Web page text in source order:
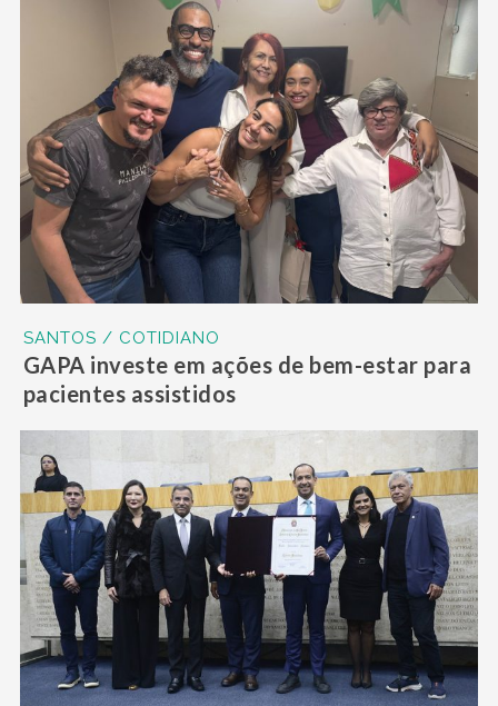
SANTOS / COTIDIANO
GAPA investe em ações de bem-estar para
pacientes assistidos